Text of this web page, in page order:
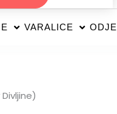
VARALICE